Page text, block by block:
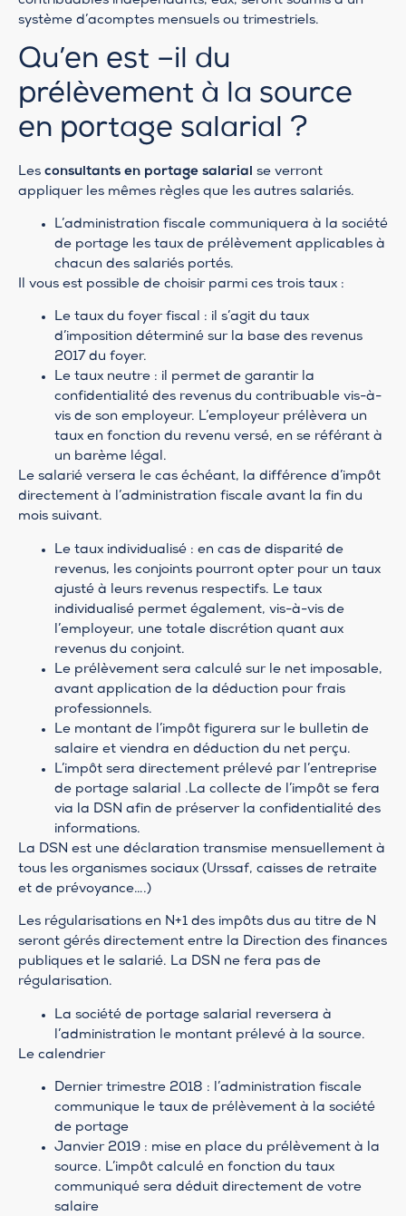
système d’acomptes mensuels ou trimestriels.
Qu’en est –il du
prélèvement à la source
en portage salarial ?
Les consultants en portage salarial se verront
appliquer les mêmes règles que les autres salariés.
L’administration fiscale communiquera à la société
de portage les taux de prélèvement applicables à
chacun des salariés portés.
Il vous est possible de choisir parmi ces trois taux :
Le taux du foyer fiscal : il s’agit du taux
d’imposition déterminé sur la base des revenus
2017 du foyer.
Le taux neutre : il permet de garantir la
confidentialité des revenus du contribuable vis-à-
vis de son employeur. L’employeur prélèvera un
taux en fonction du revenu versé, en se référant à
un barème légal.
Le salarié versera le cas échéant, la différence d’impôt
directement à l’administration fiscale avant la fin du
mois suivant.
Le taux individualisé : en cas de disparité de
revenus, les conjoints pourront opter pour un taux
ajusté à leurs revenus respectifs. Le taux
individualisé permet également, vis-à-vis de
l’employeur, une totale discrétion quant aux
revenus du conjoint.
Le prélèvement sera calculé sur le net imposable,
avant application de la déduction pour frais
professionnels.
Le montant de l’impôt figurera sur le bulletin de
salaire et viendra en déduction du net perçu.
L’impôt sera directement prélevé par l’entreprise
de portage salarial .La collecte de l’impôt se fera
via la DSN afin de préserver la confidentialité des
informations.
La DSN est une déclaration transmise mensuellement à
tous les organismes sociaux (Urssaf, caisses de retraite
et de prévoyance….)
Les régularisations en N+1 des impôts dus au titre de N
seront gérés directement entre la Direction des finances
publiques et le salarié. La DSN ne fera pas de
régularisation.
La société de portage salarial reversera à
l’administration le montant prélevé à la source.
Le calendrier
Dernier trimestre 2018 : l’administration fiscale
communique le taux de prélèvement à la société
de portage
Janvier 2019 : mise en place du prélèvement à la
source. L’impôt calculé en fonction du taux
communiqué sera déduit directement de votre
salaire